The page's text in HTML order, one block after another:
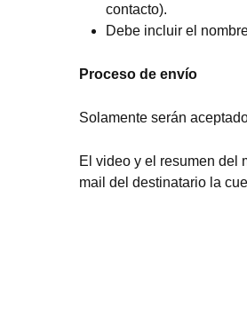
contacto).
Debe incluir el
Proceso de envío
Solamente serán
El video y el resumen del
mail del destinatario la